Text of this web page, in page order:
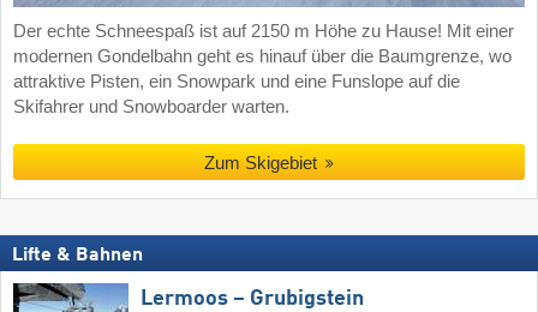
Der echte Schneespaß ist auf 2150 m Höhe zu Hause! Mit einer
modernen Gondelbahn geht es hinauf über die Baumgrenze, wo
attraktive Pisten, ein Snowpark und eine Funslope auf die
Skifahrer und Snowboarder warten.
Zum Skigebiet
Lifte & Bahnen
Lermoos – Grubigstein